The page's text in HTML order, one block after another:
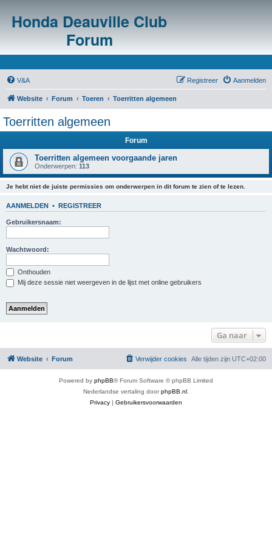
Honda Deauville Club
Forum
V&A Aanmelden
Registreer
Website Forum Toeren Toerritten algemeen
Toerritten algemeen
Forum
Toerritten algemeen voorgaande jaren
Onderwerpen: 113
Je hebt niet de juiste permissies om onderwerpen in dit forum te zien of te lezen.
AANMELDEN • REGISTREER
Gebruikersnaam:
Wachtwoord:
Onthouden
Mij deze sessie niet weergeven in de lijst met online gebruikers
Ga naar
Website Forum Alle tijden zijn UTC+02:00
Verwijder cookies
Powered by phpBB® Forum Software © phpBB Limited
Nederlandse vertaling doorphpBB.nl
Privacy | Gebruikersvoorwaarden